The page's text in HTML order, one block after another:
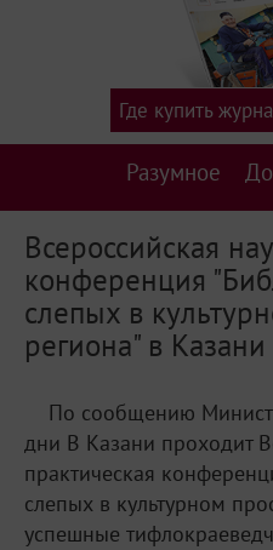
Разумное
Где купить
Всероссийская
конференция
слепых в
региона" в Казани
По сообщению
дни В Казани проходит
практическая
слепых в культурном
успешные